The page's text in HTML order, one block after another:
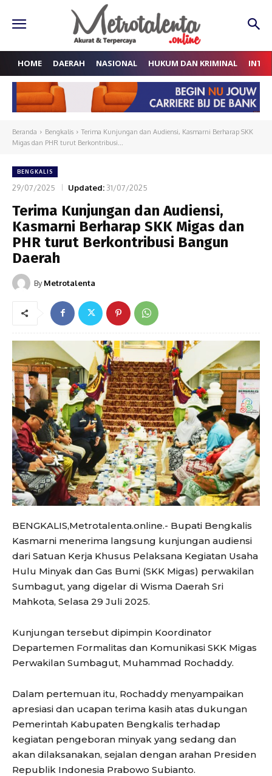
HOME DAERAH NASIONAL HUKUM DAN KRIMINAL
Beranda Bengkalis
Terima Kunjungan dan Audiensi, Kasmarni Berharap SKK
Migas dan PHR turut Berkontribusi...
BENGKALIS
29/07/2025 Updated: 31/07/2025
Terima Kunjungan dan Audiensi,
Kasmarni Berharap SKK Migas dan
PHR turut Berkontribusi Bangun
Daerah
By Metrotalenta
BENGKALIS,Metrotalenta.online.- Bupati Bengkalis
Kasmarni menerima langsung kunjungan audiensi
dari Satuan Kerja Khusus Pelaksana Kegiatan Usaha
Hulu Minyak dan Gas Bumi (SKK Migas) perwakilan
Sumbagut, yang digelar di Wisma Daerah Sri
Mahkota, Selasa 29 Juli 2025.
Kunjungan tersebut dipimpin Koordinator
Departemen Formalitas dan Komunikasi SKK Migas
Perwakilan Sumbagut, Muhammad Rochaddy.
Dalam pertemuan itu, Rochaddy menyampaikan
apresiasi dan ucapan terima kasih atas dukungan
Pemerintah Kabupaten Bengkalis terhadap
kegiatan pengeboran minyak yang sedang dan
akan dilaksanakan, sejalan dengan arahan Presiden
Republik Indonesia Prabowo Subianto.